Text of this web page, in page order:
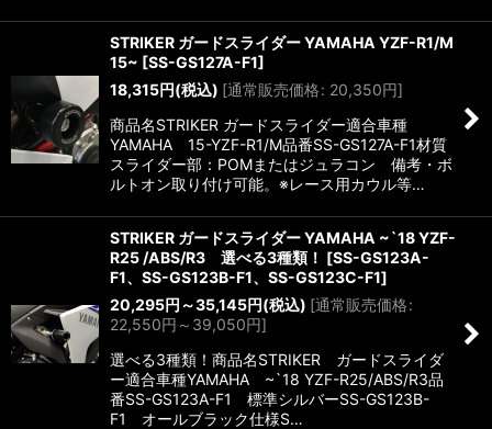
STRIKER ガードスライダー YAMAHA YZF-R1/M
15~ [SS-GS127A-F1]
18,315円(税込) [通常販売価格: 20,350円]
商品名STRIKER ガードスライダー適合車種
YAMAHA 15-YZF-R1/M品番SS-GS127A-F1材質
スライダー部：POMまたはジュラコン 備考・ボ
ルトオン取り付け可能。※レース用カウル等…
STRIKER ガードスライダー YAMAHA ~`18 YZF-
R25 /ABS/R3 選べる3種類！ [SS-GS123A-
F1、SS-GS123B-F1、SS-GS123C-F1]
20,295円 ～35,145円(税込) [通常販売価格:
22,550円 ～39,050円]
選べる3種類！商品名STRIKER ガードスライダ
ー適合車種YAMAHA ~`18 YZF-R25/ABS/R3品
番SS-GS123A-F1 標準シルバーSS-GS123B-
F1 オールブラック仕様S…